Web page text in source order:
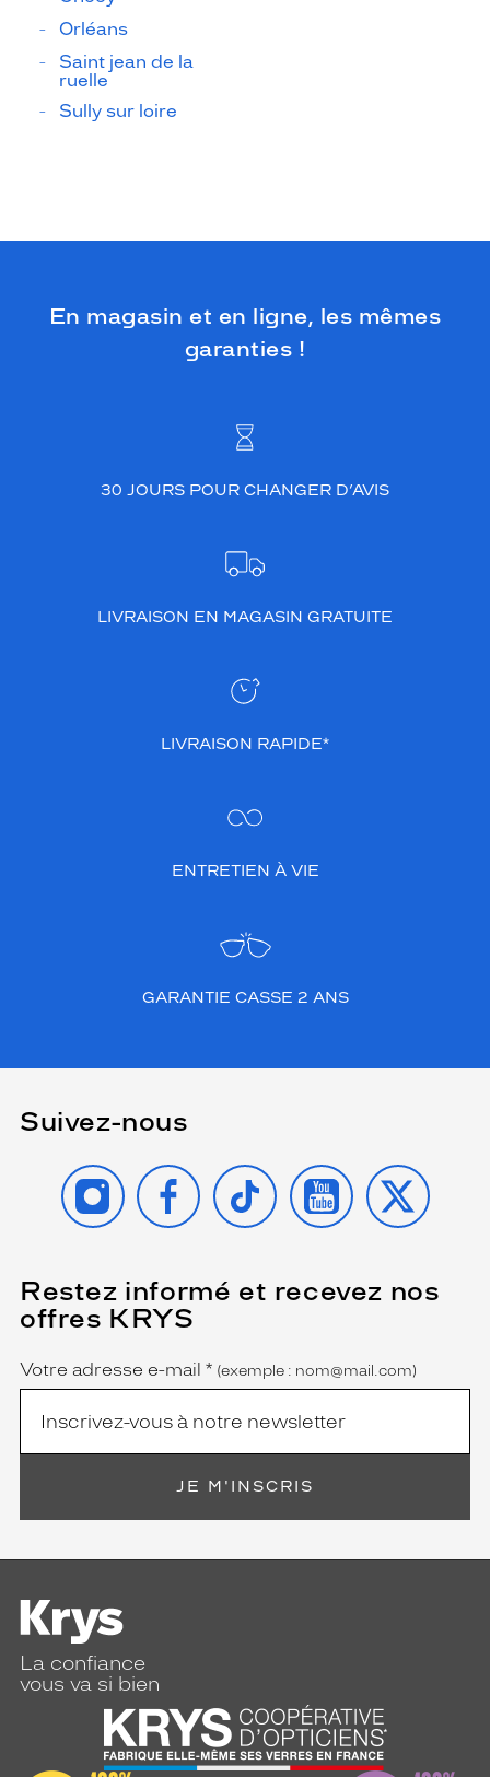
Orléans
Saint jean de la
ruelle
Sully sur loire
En magasin et en ligne, les mêmes
garanties !
30 JOURS POUR CHANGER D’AVIS
LIVRAISON EN MAGASIN GRATUITE
LIVRAISON RAPIDE*
ENTRETIEN À VIE
GARANTIE CASSE 2 ANS
Suivez-nous
INSTAGRAMFACEBOOK
TIKTOK YOUTUBE
X
Restez informé et recevez nos
offres KRYS
Name
Votre adresse e-mail *
(Ce
champ
est
obligatoire)
(exemple : nom@mail.com)
JE M'INSCRIS
La confiance
vous va si bien